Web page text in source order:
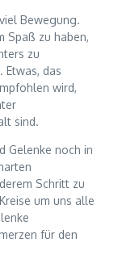
Bewegung.
Spaß zu haben,
zu
Etwas, das
wird,
sind.
Gelenke noch in
Schritt zu
um uns alle
für den